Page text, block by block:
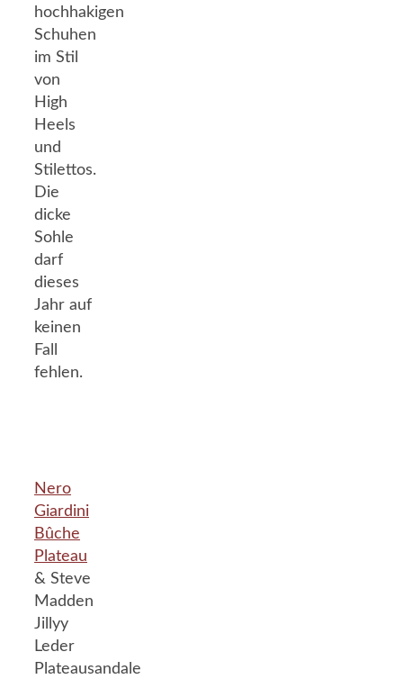
hochhakigen
Schuhen
im Stil
von
High
Heels
und
Stilettos.
Die
dicke
Sohle
darf
dieses
Jahr auf
keinen
Fall
fehlen.
Nero
Giardini
Bûche
Plateau
& Steve
Madden
Jillyy
Leder
Plateausandale